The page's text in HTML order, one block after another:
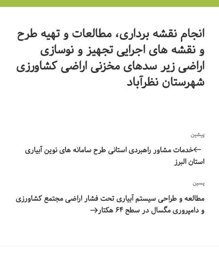
انجام نقشه برداری، مطالعات و تهیه طرح
و نقشه های اجرایی تجهیز و نوسازی
اراضی زیر سدهای مخزنی اراضی کشاورزی
شهرستان نظرآباد
راهبری
نوشته‌ها
نوشته
قبلی
پیشین
خدمات مشاور راهبردی استانی طرح سامانه های نوین آبیاری
استان البرز
نوشته‌ٔ
بعدی
پسین
مطالعه و طراحی سیستم آبیاری تحت فشار اراضی مجتمع کشاورزی
و دامپروری مگسال در سطح ۶۴ هکتار